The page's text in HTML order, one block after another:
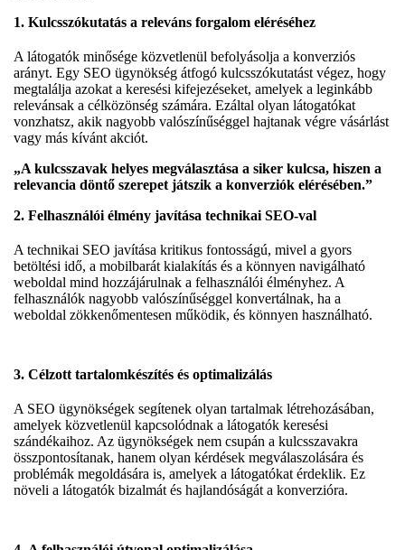
1. Kulcsszókutatás a releváns forgalom eléréséhez
A látogatók minősége közvetlenül befolyásolja a konverziós
arányt. Egy SEO ügynökség átfogó kulcsszókutatást végez, hogy
megtalálja azokat a keresési kifejezéseket, amelyek a leginkább
relevánsak a célközönség számára. Ezáltal olyan látogatókat
vonzhatsz, akik nagyobb valószínűséggel hajtanak végre vásárlást
vagy más kívánt akciót.
„A kulcsszavak helyes megválasztása a siker kulcsa, hiszen a
relevancia döntő szerepet játszik a konverziók elérésében.”
2. Felhasználói élmény javítása technikai SEO-val
A technikai SEO javítása kritikus fontosságú, mivel a gyors
betöltési idő, a mobilbarát kialakítás és a könnyen navigálható
weboldal mind hozzájárulnak a felhasználói élményhez. A
felhasználók nagyobb valószínűséggel konvertálnak, ha a
weboldal zökkenőmentesen működik, és könnyen használható.
3. Célzott tartalomkészítés és optimalizálás
A SEO ügynökségek segítenek olyan tartalmak létrehozásában,
amelyek közvetlenül kapcsolódnak a látogatók keresési
szándékaihoz. Az ügynökségek nem csupán a kulcsszavakra
összpontosítanak, hanem olyan kérdések megválaszolására és
problémák megoldására is, amelyek a látogatókat érdeklik. Ez
növeli a látogatók bizalmát és hajlandóságát a konverzióra.